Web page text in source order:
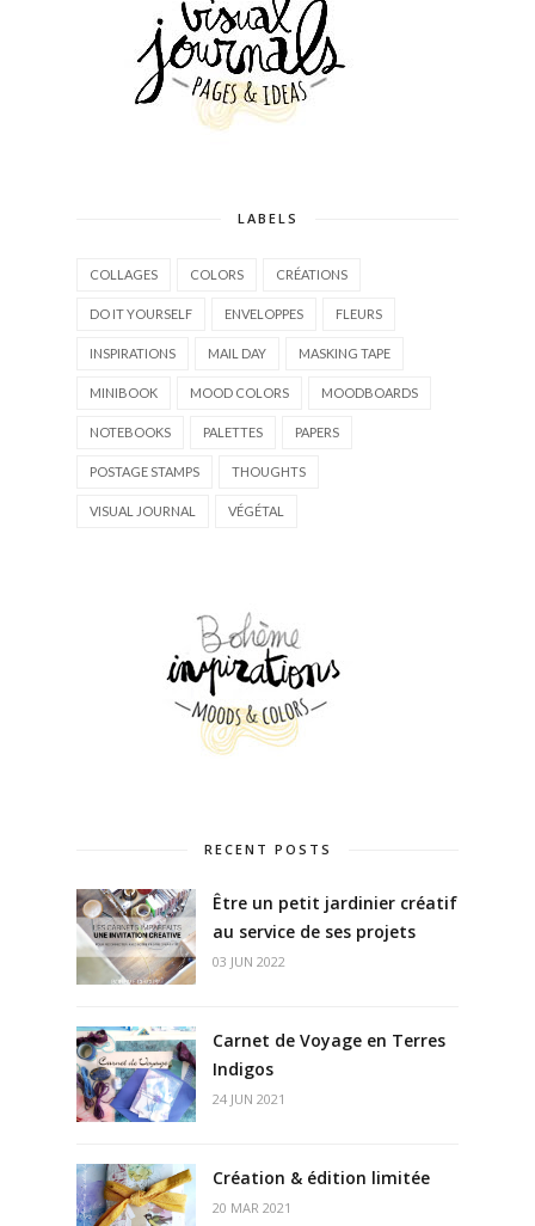
LABELS
COLLAGES COLORS CRÉATIONS
DO IT YOURSELF ENVELOPPES FLEURS
INSPIRATIONS MAIL DAY MASKING TAPE
MINIBOOK MOOD COLORS MOODBOARDS
NOTEBOOKS PALETTES PAPERS
POSTAGE STAMPS THOUGHTS
VISUAL JOURNAL VÉGÉTAL
RECENT POSTS
Être un petit jardinier créatif
au service de ses projets
03 JUN 2022
Carnet de Voyage en Terres
Indigos
24 JUN 2021
Création & édition limitée
20 MAR 2021